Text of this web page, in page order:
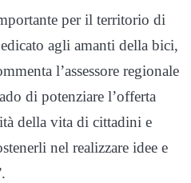
per il territorio di
agli amanti della bici,
l’assessore regionale
di potenziare l’offerta
della vita di cittadini e
nel realizzare idee e